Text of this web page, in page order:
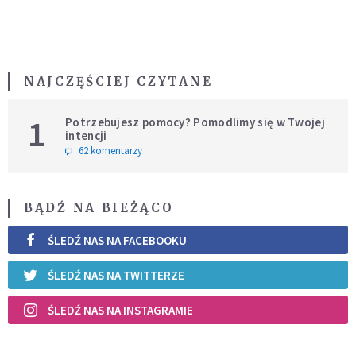
NAJCZĘŚCIEJ CZYTANE
1
Potrzebujesz pomocy? Pomodlimy się w Twojej
intencji
62 komentarzy
BĄDŹ NA BIEŻĄCO
ŚLEDŹ NAS NA FACEBOOKU
ŚLEDŹ NAS NA TWITTERZE
ŚLEDŹ NAS NA INSTAGRAMIE